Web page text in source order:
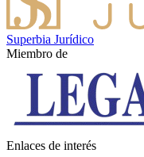
Superbia Jurídico
Miembro de
Enlaces de interés